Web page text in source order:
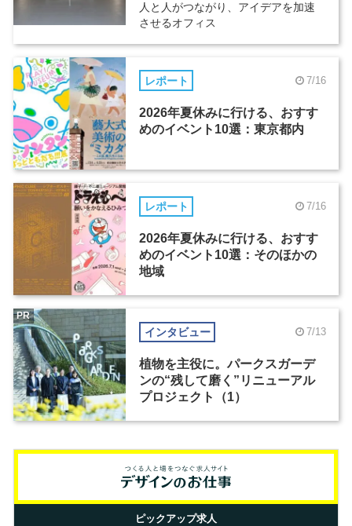
人と人がつながり、アイデアを加速
させるオフィス
レポート 7/16
2026年夏休みに行ける、おすす
めのイベント10選：東京都内
レポート 7/16
2026年夏休みに行ける、おすす
めのイベント10選：そのほかの
地域
インタビュー 7/13
植物を主役に。パークスガーデ
ンの“残して磨く”リニューアル
プロジェクト（1）
PR
ピックアップ求人